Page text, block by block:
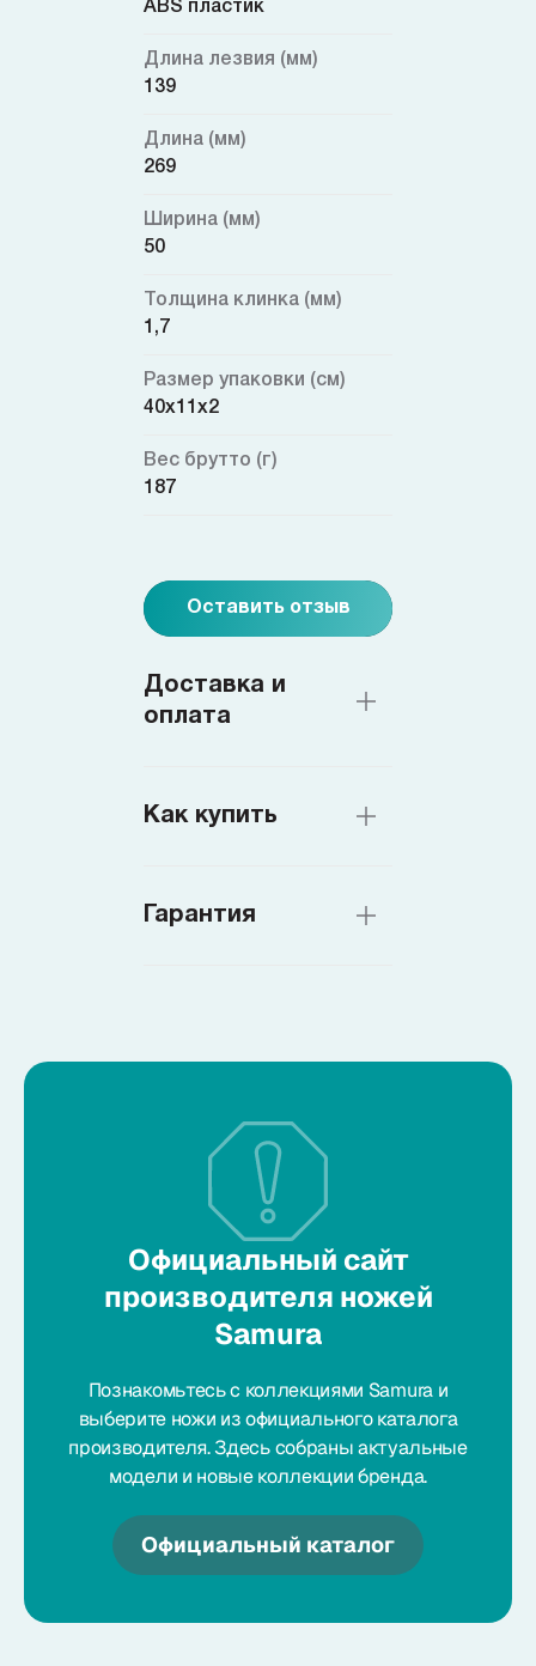
ABS пластик
Длина лезвия (мм)
139
Длина (мм)
269
Ширина (мм)
50
Толщина клинка (мм)
1,7
Размер упаковки (см)
40x11x2
Вес брутто (г)
187
Оставить отзыв
Доставка и
оплата
Как купить
Гарантия
Официальный сайт
производителя ножей
Samura
Познакомьтесь с коллекциями Samura и
выберите ножи из официального каталога
производителя. Здесь собраны актуальные
модели и новые коллекции бренда.
Официальный каталог